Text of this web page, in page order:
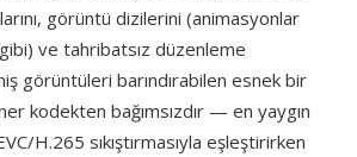
görüntü dizilerini (animasyonlar
ve tahribatsız düzenleme
görüntüleri barındırabilen esnek bir
kodekten bağımsızdır — en yaygın
H.265 sıkıştırmasıyla eşleştirirken